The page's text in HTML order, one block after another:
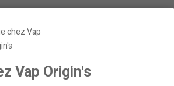
19,90 €
Vap Origin's